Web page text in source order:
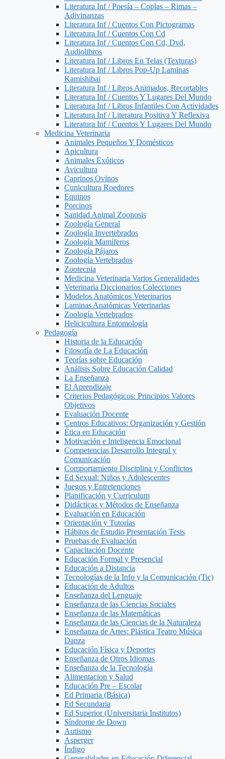
Literatura Inf / Poesía – Coplas – Rimas –
Adivinanzas
Literatura Inf / Cuentos Con Pictogramas
Literatura Inf / Cuentos Con Cd
Literatura Inf / Cuentos Con Cd, Dvd,
Audiolibros
Literatura Inf / Libros En Telas (Texturas)
Literatura Inf / Libros Pop-Up Laminas
Kamishibai
Literatura Inf / Libros Animados, Recortables
Literatura Inf / Cuentos Y Lugares Del Mundo
Literatura Inf / Libros Infantiles Con Actividades
Literatura Inf / Literatura Positiva Y Reflexiva
Literatura Inf / Cuentos Y Lugares Del Mundo
Medicina Veterinaria
Animales Pequeños Y Domésticos
Apicultura
Animales Exóticos
Avicultura
Caprinos Ovinos
Cunicultura Roedores
Equinos
Porcinos
Sanidad Animal Zoonosis
Zoología General
Zoología Invertebrados
Zoología Mamíferos
Zoología Pájaros
Zoología Vertebrados
Zootecnia
Medicina Veterinaria Varios Generalidades
Veterinaria Diccionarios Colecciones
Modelos Anatómicos Veterinarios
Laminas Anatómicas Veterinarias
Zoología Vertebrados
Helicicultura Entomología
Pedagogía
Historia de la Educación
Filosofía de La Educación
Teorías sobre Educación
Análisis Sobre Educación Calidad
La Enseñanza
El Aprendizaje
Criterios Pedagógicos: Principios Valores
Objetivos
Evaluación Docente
Centros Educativos: Organización y Gestión
Ética en Educación
Motivación e Inteligencia Emocional
Competencias Desarrollo Integral y
Comunicación
Comportamiento Disciplina y Conflictos
Ed Sexual: Niños y Adolescentes
Juegos y Entretenciones
Planificación y Curriculum
Didácticas y Métodos de Enseñanza
Evaluación en Educación
Orientación y Tutorías
Hábitos de Estudio Presentación Tesis
Pruebas de Evaluación
Capacitación Docente
Educación Formal y Presencial
Educación a Distancia
Tecnologías de la Info y la Comunicación (Tic)
Educación de Adultos
Enseñanza del Lenguaje
Enseñanza de las Ciencias Sociales
Enseñanza de las Matemáticas
Enseñanza de las Ciencias de la Naturaleza
Enseñanza de Artes: Plástica Teatro Música
Danza
Educación Física y Deportes
Enseñanza de Otros Idiomas
Enseñanza de la Tecnología
Alimentacion y Salud
Educación Pre – Escolar
Ed Primaria (Básica)
Ed Secundaria
Ed Superior (Universitaria Institutos)
Síndrome de Down
Autismo
Asperger
Índigo